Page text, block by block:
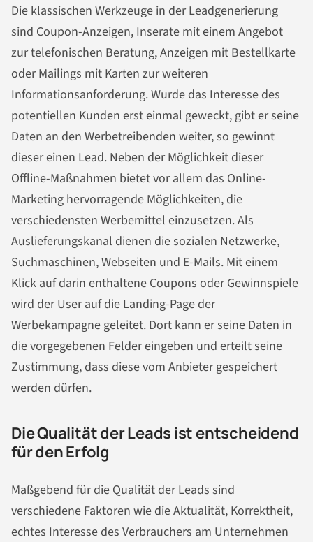
Die klassischen Werkzeuge in der Leadgenerierung
sind Coupon-Anzeigen, Inserate mit einem Angebot
zur telefonischen Beratung, Anzeigen mit Bestellkarte
oder Mailings mit Karten zur weiteren
Informationsanforderung. Wurde das Interesse des
potentiellen Kunden erst einmal geweckt, gibt er seine
Daten an den Werbetreibenden weiter, so gewinnt
dieser einen Lead. Neben der Möglichkeit dieser
Offline-Maßnahmen bietet vor allem das Online-
Marketing hervorragende Möglichkeiten, die
verschiedensten Werbemittel einzusetzen. Als
Auslieferungskanal dienen die sozialen Netzwerke,
Suchmaschinen, Webseiten und E-Mails. Mit einem
Klick auf darin enthaltene Coupons oder Gewinnspiele
wird der User auf die Landing-Page der
Werbekampagne geleitet. Dort kann er seine Daten in
die vorgegebenen Felder eingeben und erteilt seine
Zustimmung, dass diese vom Anbieter gespeichert
werden dürfen.
Die Qualität der Leads ist entscheidend
für den Erfolg
Maßgebend für die Qualität der Leads sind
verschiedene Faktoren wie die Aktualität, Korrektheit,
echtes Interesse des Verbrauchers am Unternehmen